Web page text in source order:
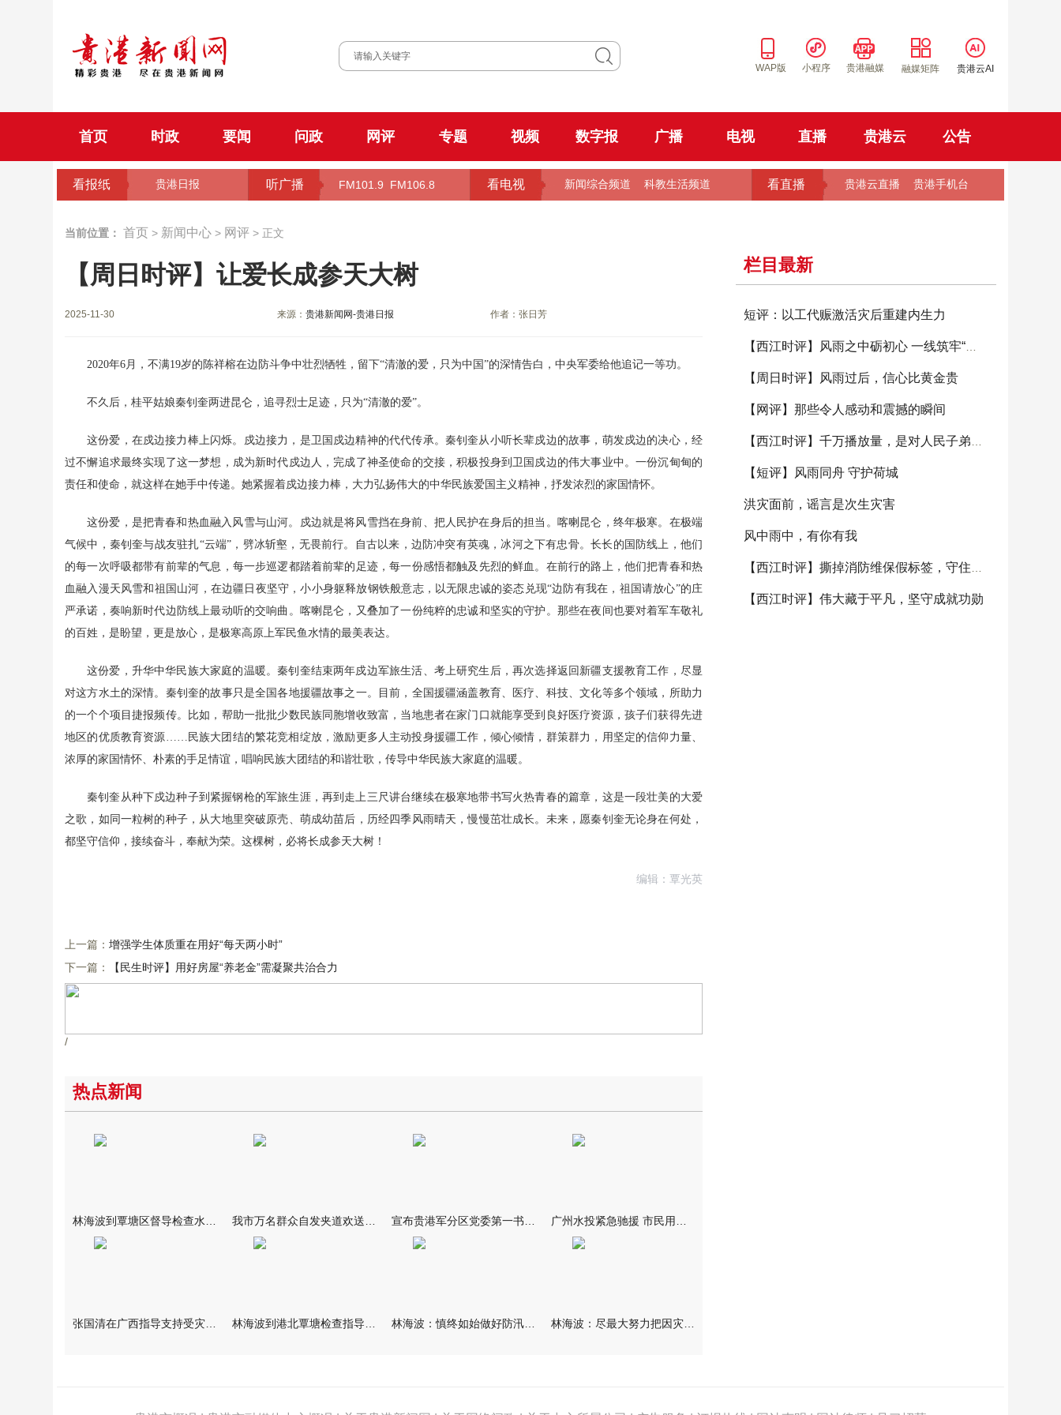
WAP版 小程序 贵港融媒 融媒矩阵 贵港云AI
首页 时政 要闻 问政 网评 专题 视频 数字报 广播 电视 直播 贵港云 公告
看报纸 贵港日报 听广播 FM101.9 FM106.8 看电视 新闻综合频道 科教生活频道 看直播 贵港云直播 贵港手机台
当前位置： 首页 > 新闻中心 > 网评 > 正文
【周日时评】让爱长成参天大树
2025-11-30 来源：贵港新闻网-贵港日报 作者：张日芳
2020年6月，不满19岁的陈祥榕在边防斗争中壮烈牺牲，留下“清澈的爱，只为中国”的深情告白，中央军委给他追记一等功。
不久后，桂平姑娘秦钊奎两进昆仑，追寻烈士足迹，只为“清澈的爱”。
这份爱，在戍边接力棒上闪烁。戍边接力，是卫国戍边精神的代代传承。秦钊奎从小听长辈戍边的故事，萌发戍边的决心，经
过不懈追求最终实现了这一梦想，成为新时代戍边人，完成了神圣使命的交接，积极投身到卫国戍边的伟大事业中。一份沉甸甸的
责任和使命，就这样在她手中传递。她紧握着戍边接力棒，大力弘扬伟大的中华民族爱国主义精神，抒发浓烈的家国情怀。
这份爱，是把青春和热血融入风雪与山河。戍边就是将风雪挡在身前、把人民护在身后的担当。喀喇昆仑，终年极寒。在极端
气候中，秦钊奎与战友驻扎“云端”，劈冰斩壑，无畏前行。自古以来，边防冲突有英魂，冰河之下有忠骨。长长的国防线上，他们
的每一次呼吸都带有前辈的气息，每一步巡逻都踏着前辈的足迹，每一份感悟都触及先烈的鲜血。在前行的路上，他们把青春和热
血融入漫天风雪和祖国山河，在边疆日夜坚守，小小身躯释放钢铁般意志，以无限忠诚的姿态兑现“边防有我在，祖国请放心”的庄
严承诺，奏响新时代边防线上最动听的交响曲。喀喇昆仑，又叠加了一份纯粹的忠诚和坚实的守护。那些在夜间也要对着军车敬礼
的百姓，是盼望，更是放心，是极寒高原上军民鱼水情的最美表达。
这份爱，升华中华民族大家庭的温暖。秦钊奎结束两年戍边军旅生活、考上研究生后，再次选择返回新疆支援教育工作，尽显
对这方水土的深情。秦钊奎的故事只是全国各地援疆故事之一。目前，全国援疆涵盖教育、医疗、科技、文化等多个领域，所助力
的一个个项目捷报频传。比如，帮助一批批少数民族同胞增收致富，当地患者在家门口就能享受到良好医疗资源，孩子们获得先进
地区的优质教育资源……民族大团结的繁花竞相绽放，激励更多人主动投身援疆工作，倾心倾情，群策群力，用坚定的信仰力量、
浓厚的家国情怀、朴素的手足情谊，唱响民族大团结的和谐壮歌，传导中华民族大家庭的温暖。
秦钊奎从种下戍边种子到紧握钢枪的军旅生涯，再到走上三尺讲台继续在极寒地带书写火热青春的篇章，这是一段壮美的大爱
之歌，如同一粒树的种子，从大地里突破原壳、萌成幼苗后，历经四季风雨晴天，慢慢茁壮成长。未来，愿秦钊奎无论身在何处，
都坚守信仰，接续奋斗，奉献为荣。这棵树，必将长成参天大树！
编辑：覃光英
上一篇： 增强学生体质重在用好“每天两小时”
下一篇：
【民生时评】用好房屋“养老金”需凝聚共治合力
/
热点新闻
栏目最新
短评：以工代赈激活灾后重建内生力
【周日时评】风雨过后，信心比黄金贵
【网评】那些令人感动和震撼的瞬间
【短评】风雨同舟 守护荷城
洪灾面前，谣言是次生灾害
风中雨中，有你有我
【西江时评】伟大藏于平凡，坚守成就功勋